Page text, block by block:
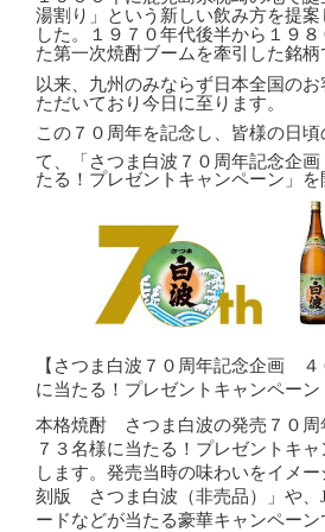
湯割り」という新しい飲み方を提案
した。１９７０年代後半から１９
た第一次焼酎ブームを牽引した銘柄
以来、九州のみならず日本全国の
ただいており今日に至ります。
この７０周年を記念し、皆様の日
て、「 さつま白波７０周年記念企
たる！プレゼントキャンペーン 」
【さつま白波７０周年記念企画 ４
に当たる！プレゼントキャンペー
本格焼酎 さつま白波の発売７０周
７３名様に当たる！プレゼントキ
します。発売当時の味わいをイメ
刻版 さつま白波（非売品）」や、
ードなどが当たる豪華キャンペーン